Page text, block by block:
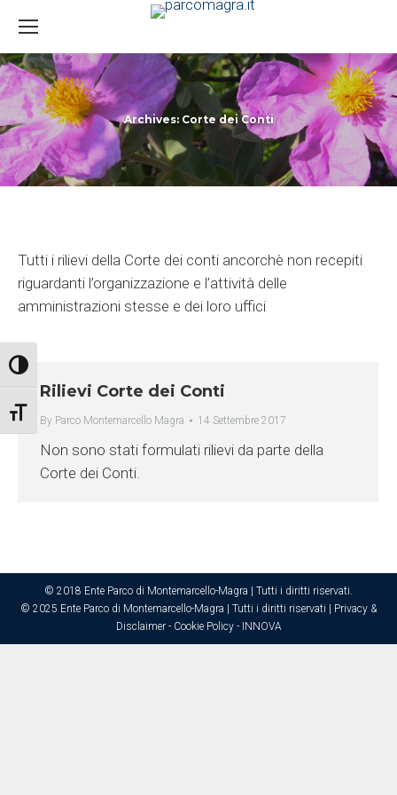
Attiva/disattiva alto contrasto
Attiva/disattiva dimensione testo
Archives: Corte dei Conti
You are here:
Tutti i rilievi della Corte dei conti ancorchè non recepiti
riguardanti l’organizzazione e l’attività delle
amministrazioni stesse e dei loro uffici
Rilievi Corte dei Conti
By Parco Montemarcello Magra 14 Settembre 2017
Non sono stati formulati rilievi da parte della
Corte dei Conti.
© 2018 Ente Parco di Montemarcello-Magra | Tutti i diritti riservati.
© 2025 Ente Parco di Montemarcello-Magra | Tutti i diritti riservati | Privacy &
Disclaimer- Cookie Policy- INNOVA